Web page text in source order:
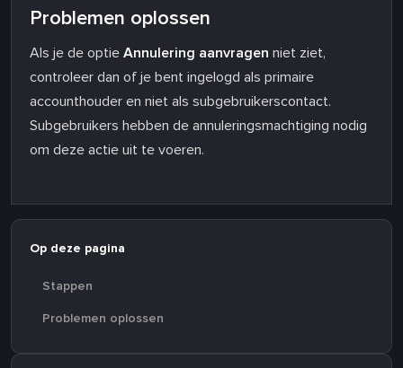
Problemen oplossen
Als je de optie Annulering aanvragen niet ziet,
controleer dan of je bent ingelogd als primaire
accounthouder en niet als subgebruikerscontact.
Subgebruikers hebben de annuleringsmachtiging nodig
om deze actie uit te voeren.
Op deze pagina
Stappen
Problemen oplossen